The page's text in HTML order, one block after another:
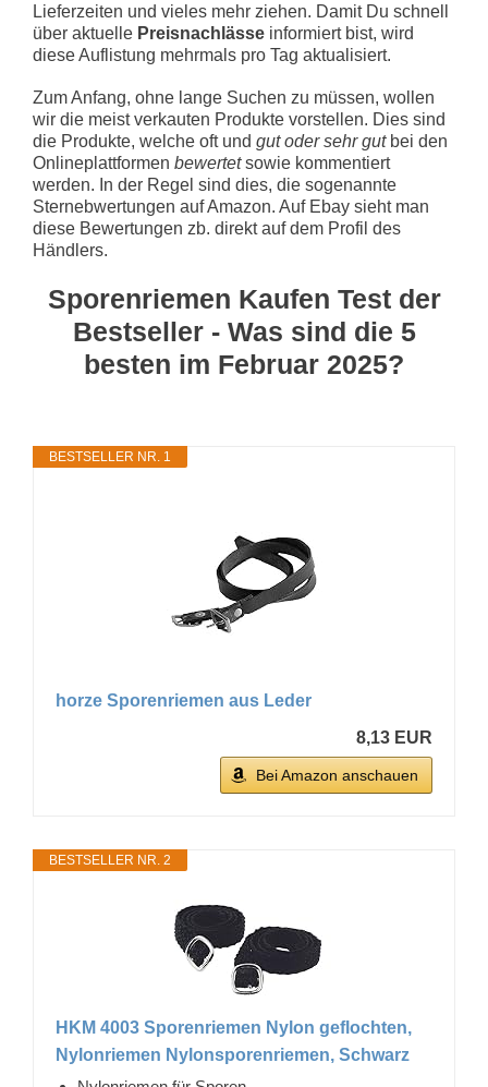
Lieferzeiten und vieles mehr ziehen. Damit Du schnell
über aktuelle Preisnachlässe informiert bist, wird
diese Auflistung mehrmals pro Tag aktualisiert.
Zum Anfang, ohne lange Suchen zu müssen, wollen
wir die meist verkauten Produkte vorstellen. Dies sind
die Produkte, welche oft und gut oder sehr gutbei den
Onlineplattformen bewertetsowie kommentiert
werden. In der Regel sind dies, die sogenannte
Sternebwertungen auf Amazon. Auf Ebay sieht man
diese Bewertungen zb. direkt auf dem Profil des
Händlers.
Sporenriemen Kaufen Test der
Bestseller - Was sind die 5
besten im Februar 2025?
BESTSELLER NR. 1
horze Sporenriemen aus Leder
8,13 EUR
Bei Amazon anschauen
BESTSELLER NR. 2
HKM 4003 Sporenriemen Nylon geflochten,
Nylonriemen Nylonsporenriemen, Schwarz